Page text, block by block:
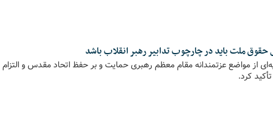
ملت باید در چارچوب تدابیر رهبر انقلاب باشد
از مواضع عزتمندانه مقام معظم رهبری حمایت و بر حفظ اتحاد مقدس و التزام
کرد.